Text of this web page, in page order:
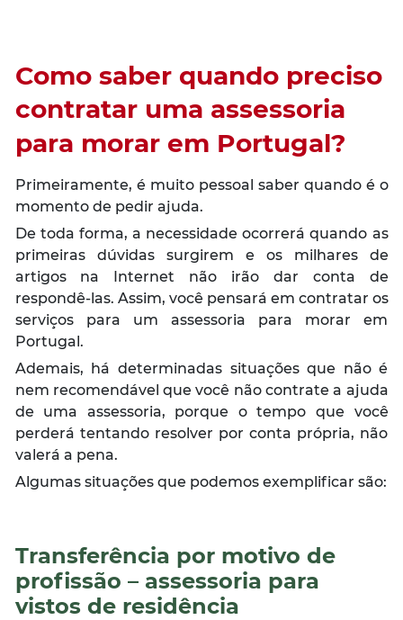
Como saber quando preciso
contratar uma assessoria
para morar em Portugal?
Primeiramente, é muito pessoal saber quando é o
momento de pedir ajuda.
De toda forma, a necessidade ocorrerá quando as
primeiras dúvidas surgirem e os milhares de
artigos na Internet não irão dar conta de
respondê-las. Assim, você pensará em contratar os
serviços para um assessoria para morar em
Portugal.
Ademais, há determinadas situações que não é
nem recomendável que você não contrate a ajuda
de uma assessoria, porque o tempo que você
perderá tentando resolver por conta própria, não
valerá a pena.
Algumas situações que podemos exemplificar são:
Transferência por motivo de
profissão – assessoria para
vistos de residência